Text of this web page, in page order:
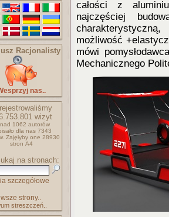
Racjonalisty
nas..
wizyt
1062 autorów
dla nas 7343
Zajęłyby one 28930
stron A4
na stronach:
szczegółowe
strony..
streszczeń..
całości z
najczęściej
możliwość
mówi
Mechanicznego